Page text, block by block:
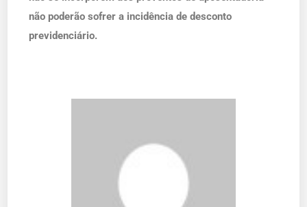
não poderão sofrer a incidência de desconto
previdenciário.